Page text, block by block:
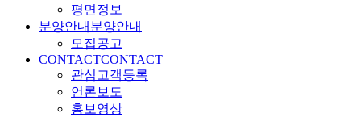
평면정보
분양안내 분양안내
모집공고
CONTACTCONTACT
관심고객등록
언론보도
홍보영상